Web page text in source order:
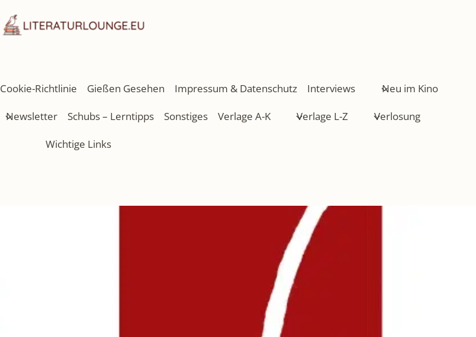
Cookie-Richtlinie Gießen Gesehen Impressum & Datenschutz Interviews Neu im Kino
Newsletter Schubs – Lerntipps Sonstiges Verlage A-K Verlage L-Z Verlosung
Wichtige Links